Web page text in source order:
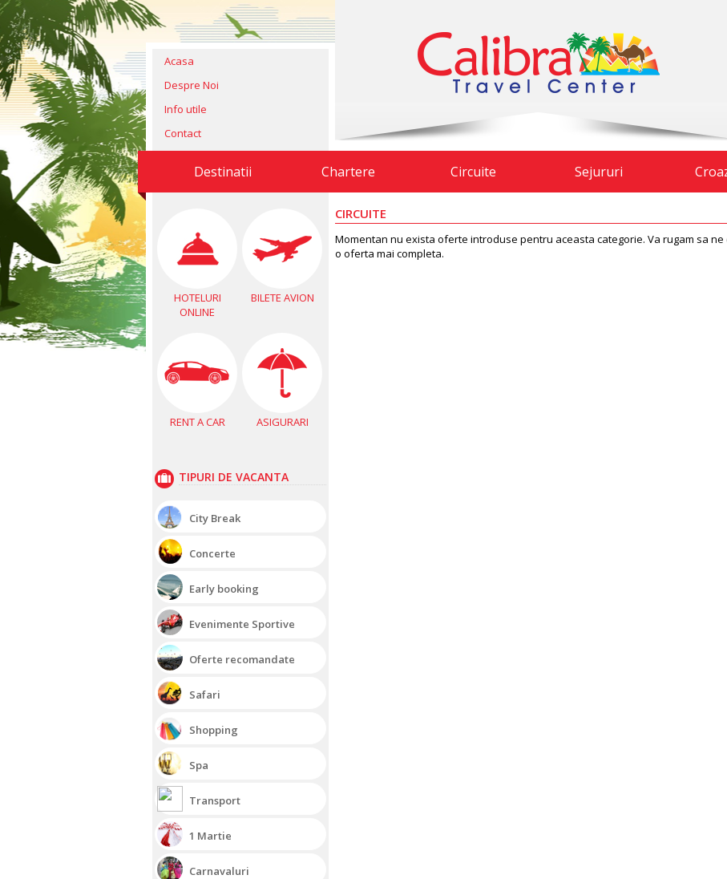
Acasa
Despre Noi
Info utile
Contact
Destinatii Chartere Circuite Sejururi
HOTELURI
ONLINE
BILETE AVION
RENT A CAR ASIGURARI
TIPURI DE VACANTA
City Break
Concerte
Early booking
Evenimente Sportive
Oferte recomandate
Safari
Shopping
Spa
Transport
1 Martie
Carnavaluri
CIRCUITE
Momentan nu exista oferte introduse pentru aceasta categorie. Va rugam sa
o oferta mai completa.